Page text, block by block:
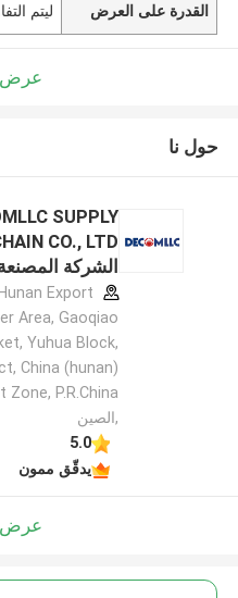
القدرة على العرض ليتم
عرض
حول نا
SUPPLY
الشركة
Export
Area, Gaoqiao
Yuhua Block,
China (hunan)
,الصين
5.0
يدقّق ممون
عرض